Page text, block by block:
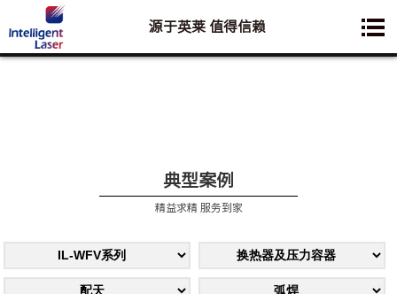
您想要了解的业务是:
源于英莱 值得信赖
典型案例
精益求精 服务到家